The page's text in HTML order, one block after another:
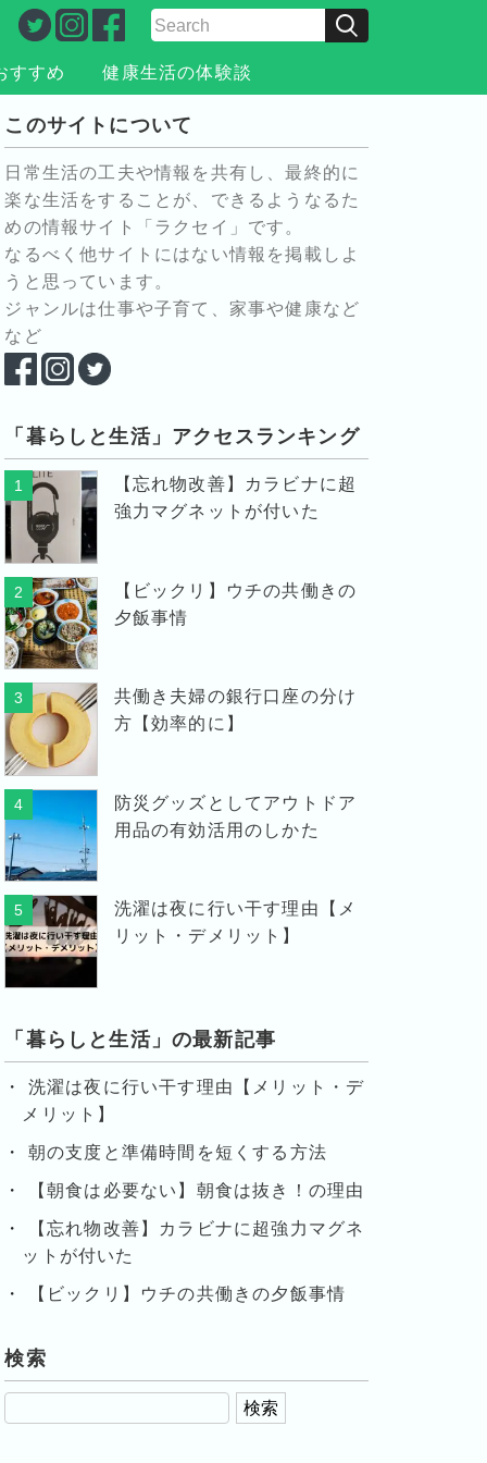
すすめ 健康生活の体験談
このサイトについて
日常生活の工夫や情報を共有し、最終的に
楽な生活をすることが、できるようなるた
めの情報サイト「ラクセイ」です。
なるべく他サイトにはない情報を掲載しよ
うと思っています。
ジャンルは仕事や子育て、家事や健康など
など
「暮らしと生活」アクセスランキング
1
【忘れ物改善】カラビナに超
強力マグネットが付いた
2
【ビックリ】ウチの共働きの
夕飯事情
3
共働き夫婦の銀行口座の分け
方【効率的に】
4
防災グッズとしてアウトドア
用品の有効活用のしかた
5
洗濯は夜に行い干す理由【メ
リット・デメリット】
「暮らしと生活」の最新記事
洗濯は夜に行い干す理由【メリット・デ
メリット】
朝の支度と準備時間を短くする方法
【朝食は必要ない】朝食は抜き！の理由
【忘れ物改善】カラビナに超強力マグネ
ットが付いた
【ビックリ】ウチの共働きの夕飯事情
検索